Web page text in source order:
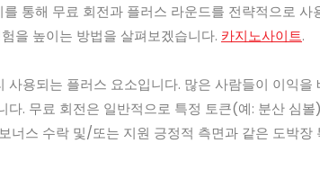
통해 무료 회전과 플러스 라운드를 전략적으로 사
을 높이는 방법을 살펴보겠습니다. 카지노사이트.
용되는 플러스 요소입니다. 많은 사람들이 이익을
다. 무료 회전은 일반적으로 특정 토큰(예: 분산 심
너스 수락 및/또는 지원 긍정적 측면과 같은 도박장